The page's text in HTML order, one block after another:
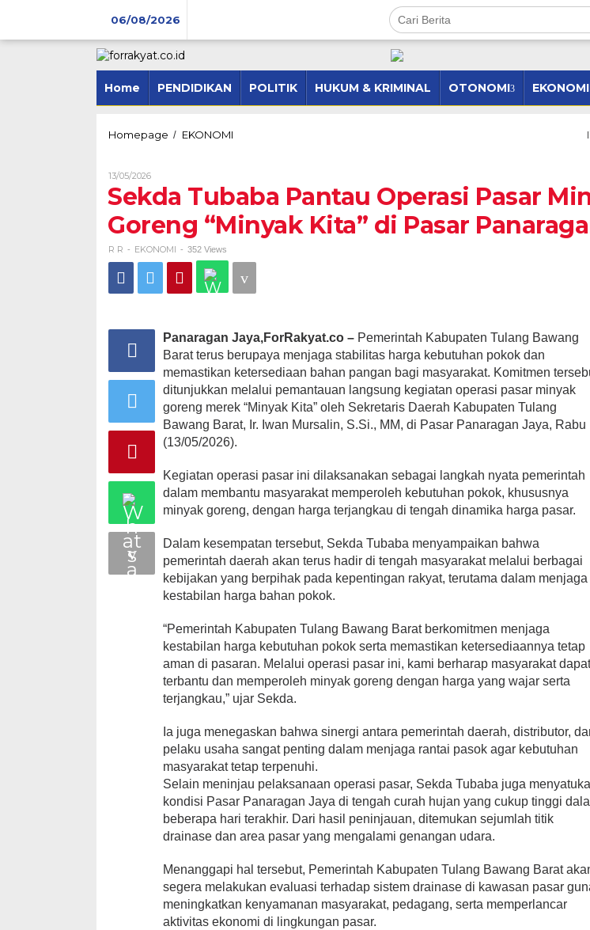
06/08/2026
Home PENDIDIKAN POLITIK HUKUM & KRIMINAL OTONOMI EKONOMI
Homepage / EKONOMI
Pasar
Minyak
Goreng
“Minyak
di
Pasar
Panaragan
13/05/2026Oleh
R
Sekda Tubaba Pantau Operasi Pasar
Goreng “Minyak Kita” di Pasar
R R - EKONOMI - 352 Views
Panaragan Jaya,ForRakyat.co – Pemerintah Kabupaten Tulang Bawang
Barat terus berupaya menjaga stabilitas harga kebutuhan pokok dan
memastikan ketersediaan bahan pangan bagi masyarakat. Komitmen
ditunjukkan melalui pemantauan langsung kegiatan operasi pasar minyak
goreng merek “Minyak Kita” oleh Sekretaris Daerah Kabupaten Tulang
Bawang Barat, Ir. Iwan Mursalin, S.Si., MM, di Pasar Panaragan Jaya, Rabu
(13/05/2026).
Kegiatanoperasi pasar ini dilaksanakan sebagai langkah nyata pemerintah
dalam membantu masyarakat memperoleh kebutuhan pokok, khususnya
minyak goreng, dengan harga terjangkau di tengah dinamika harga pasar.
Dalam kesempatan tersebut, Sekda Tubaba menyampaikan bahwa
pemerintah daerah akan terus hadir di tengah masyarakat melalui berbagai
kebijakan yang berpihak pada kepentingan rakyat, terutama dalam menjaga
kestabilan harga bahan pokok.
“Pemerintah Kabupaten Tulang Bawang Barat berkomitmen menjaga
kestabilan harga kebutuhan pokok serta memastikan ketersediaannya tetap
aman di pasaran. Melalui operasi pasar ini, kami berharap masyarakat
terbantu dan memperoleh minyak goreng dengan harga yang wajar serta
terjangkau,” ujar Sekda.
Ia juga menegaskan bahwa sinergi antara pemerintah daerah, distributor,
pelaku usaha sangat penting dalam menjaga rantai pasok agar kebutuhan
masyarakat tetap terpenuhi.
‎Selain meninjau pelaksanaan operasi pasar, Sekda Tubaba juga
kondisi Pasar Panaragan Jaya di tengah curah hujan yang cukup tinggi
beberapa hari terakhir. Dari hasil peninjauan, ditemukan sejumlah titik
drainase dan area pasar yang mengalami genangan udara.
Menanggapi hal tersebut, Pemerintah Kabupaten Tulang Bawang Barat
segera melakukan evaluasi terhadap sistem drainase di kawasan pasar
meningkatkan kenyamanan masyarakat, pedagang, serta memperlancar
aktivitas ekonomi di lingkungan pasar.